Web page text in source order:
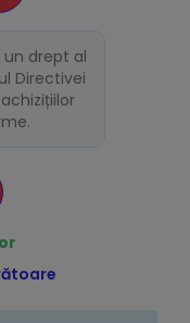
drept al
Directivei